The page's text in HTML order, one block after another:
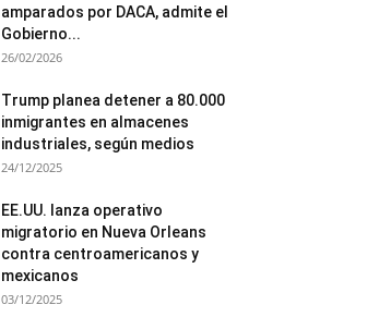
amparados por DACA, admite el
Gobierno...
26/02/2026
Trump planea detener a 80.000
inmigrantes en almacenes
industriales, según medios
24/12/2025
EE.UU. lanza operativo
migratorio en Nueva Orleans
contra centroamericanos y
mexicanos
03/12/2025